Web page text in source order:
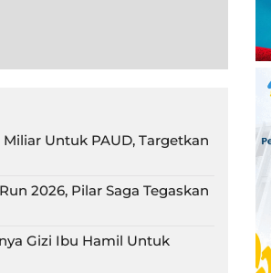
Untuk PAUD, Targetkan
2026, Pilar Saga Tegaskan
Gizi Ibu Hamil Untuk